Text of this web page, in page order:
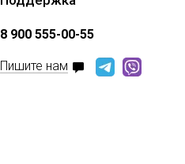
8 900 555-00-55
Пишите нам